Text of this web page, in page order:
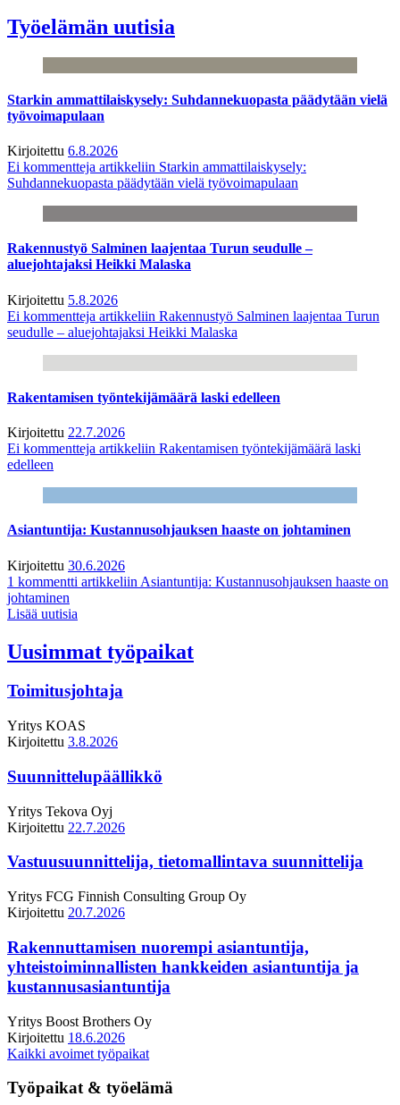
Työelämän uutisia
Starkin ammattilaiskysely: Suhdannekuopasta päädytään vielä
työvoimapulaan
Kirjoitettu 6.8.2026
Ei kommentteja artikkeliin Starkin ammattilaiskysely:
Suhdannekuopasta päädytään vielä työvoimapulaan
Rakennustyö Salminen laajentaa Turun seudulle –
aluejohtajaksi Heikki Malaska
Kirjoitettu 5.8.2026
Ei kommentteja artikkeliin Rakennustyö Salminen laajentaa Turun
seudulle – aluejohtajaksi Heikki Malaska
Rakentamisen työntekijämäärä laski edelleen
Kirjoitettu 22.7.2026
Ei kommentteja artikkeliin Rakentamisen työntekijämäärä laski
edelleen
Asiantuntija: Kustannusohjauksen haaste on johtaminen
Kirjoitettu 30.6.2026
1 kommentti artikkeliin Asiantuntija: Kustannusohjauksen haaste on
johtaminen
Lisää uutisia
Uusimmat työpaikat
Toimitusjohtaja
Yritys KOAS
Kirjoitettu 3.8.2026
Suunnittelupäällikkö
Yritys Tekova Oyj
Kirjoitettu 22.7.2026
Vastuusuunnittelija, tietomallintava suunnittelija
Yritys FCG Finnish Consulting Group Oy
Kirjoitettu 20.7.2026
Rakennuttamisen nuorempi asiantuntija,
yhteistoiminnallisten hankkeiden asiantuntija ja
kustannusasiantuntija
Yritys Boost Brothers Oy
Kirjoitettu 18.6.2026
Kaikki avoimet työpaikat
Työpaikat & työelämä